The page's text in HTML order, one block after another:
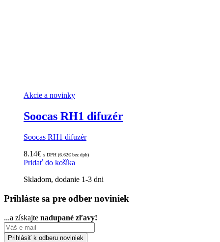
Akcie a novinky
Soocas RH1 difuzér
Soocas RH1 difuzér
8.14€ s DPH (6.62€ bez dph)
Pridať do košíka
Skladom, dodanie 1-3 dni
Prihláste sa pre odber noviniek
...a získajte nadupané zľavy!